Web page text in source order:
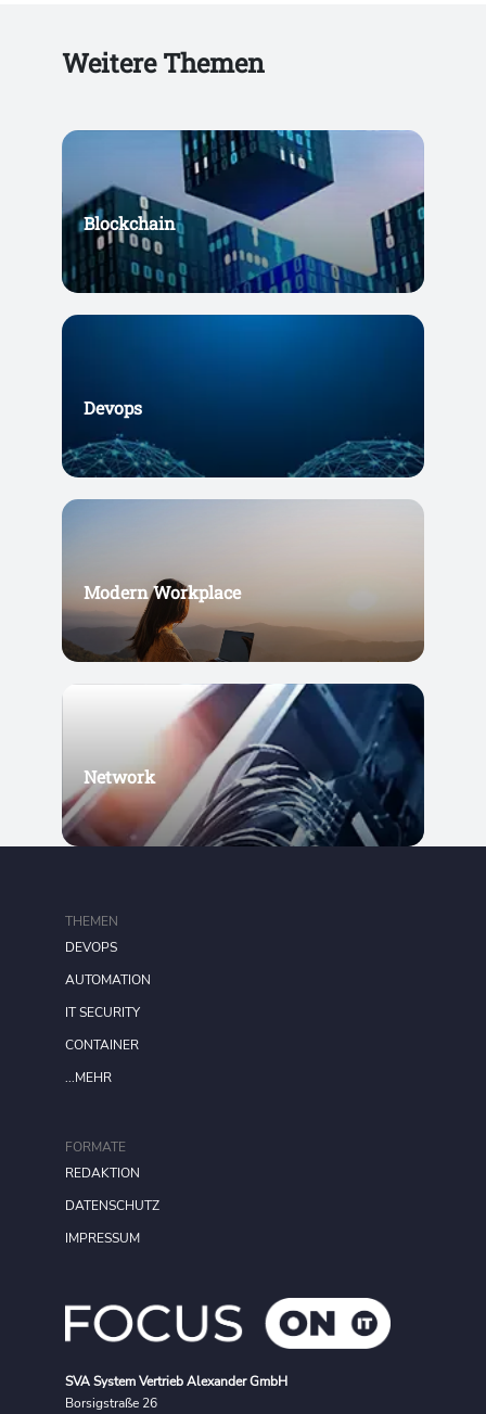
Weitere Themen
Blockchain
Devops
Modern Workplace
Network
SVA System Vertrieb Alexander GmbH
Borsigstraße 26
FORMATE
REDAKTION
DATENSCHUTZ
IMPRESSUM
THEMEN
DEVOPS
AUTOMATION
IT SECURITY
CONTAINER
...MEHR